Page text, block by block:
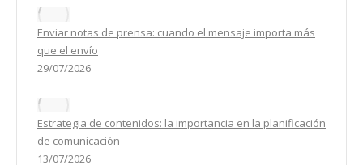
Enviar notas de prensa: cuando el mensaje importa más
que el envío
29/07/2026
Estrategia de contenidos: la importancia en la planificación
de comunicación
13/07/2026